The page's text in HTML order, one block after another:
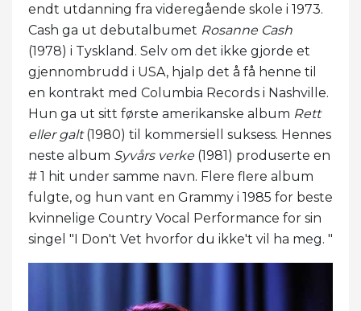
endt utdanning fra videregående skole i 1973.
Cash ga ut debutalbumet Rosanne Cash
(1978) i Tyskland. Selv om det ikke gjorde et
gjennombrudd i USA, hjalp det å få henne til
en kontrakt med Columbia Records i Nashville.
Hun ga ut sitt første amerikanske album Rett
eller galt(1980) til kommersiell suksess. Hennes
neste album Syvårs verke(1981) produserte en
# 1 hit under samme navn. Flere flere album
fulgte, og hun vant en Grammy i 1985 for beste
kvinnelige Country Vocal Performance for sin
singel "I Don't Vet hvorfor du ikke't vil ha meg. "